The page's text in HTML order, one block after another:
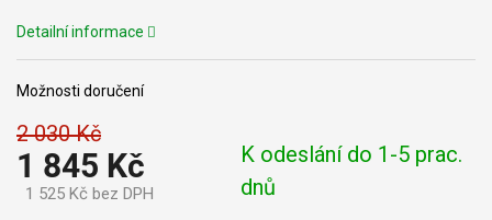
2 030 Kč
1 845 Kč
1 525 Kč bez DPH
K odeslání do 1-5 prac.
dnů
Možnosti doručení
Detailní informace